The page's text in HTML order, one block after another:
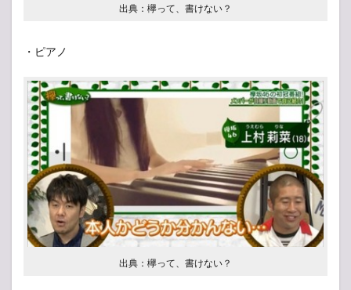
出典：欅って、書けない？
・ピアノ
出典：欅って、書けない？